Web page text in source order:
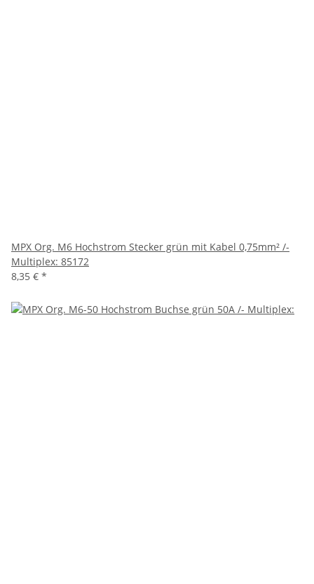
MPX Org. M6 Hochstrom Stecker grün mit Kabel 0,75mm² /-
Multiplex: 85172
8,35 € *